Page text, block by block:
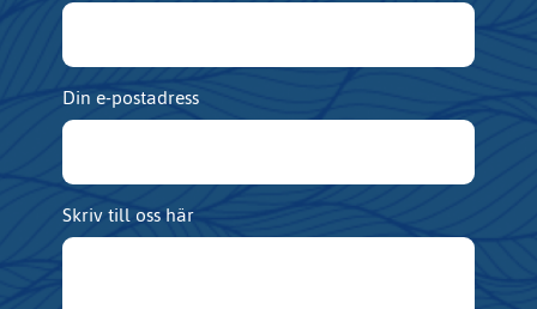
Din e-postadress
Skriv till oss här